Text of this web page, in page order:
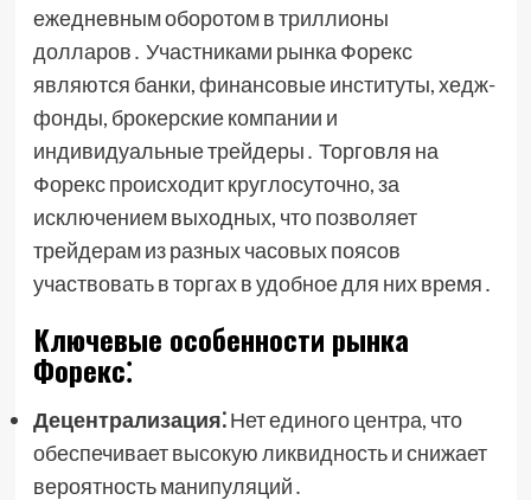
ежедневным оборотом в триллионы
долларов․ Участниками рынка Форекс
являются банки, финансовые институты, хедж-
фонды, брокерские компании и
индивидуальные трейдеры․ Торговля на
Форекс происходит круглосуточно, за
исключением выходных, что позволяет
трейдерам из разных часовых поясов
участвовать в торгах в удобное для них время․
Ключевые особенности рынка
Форекс⁚
Децентрализация⁚Нет единого центра, что
обеспечивает высокую ликвидность и снижает
вероятность манипуляций․